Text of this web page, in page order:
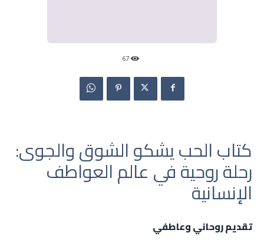
67
كتاب الحب يشكو الشوق والجوى:
رحلة روحية في عالم العواطف
الإنسانية
تقديم روحاني وعاطفي